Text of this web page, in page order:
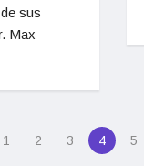
sus
Max
1 2 3 4 5